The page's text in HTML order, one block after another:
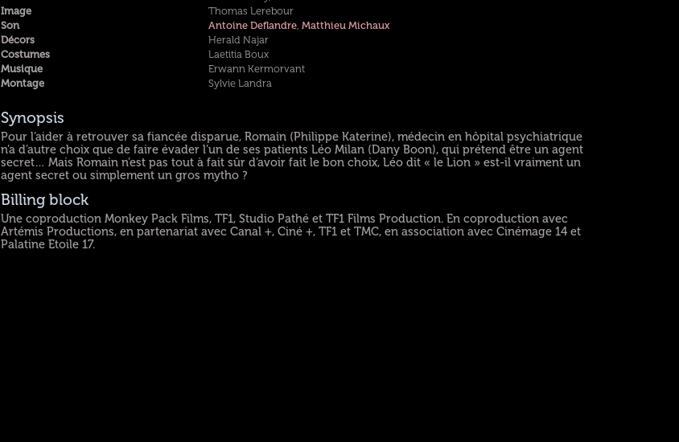
Image
Thomas Lerebour
Son
Antoine Deflandre, Matthieu Michaux
Décors
Herald Najar
Costumes
Laetitia Boux
Musique
Erwann Kermorvant
Montage
Sylvie Landra
Synopsis
Pour l’aider à retrouver sa fiancée disparue, Romain (Philippe Katerine), médecin en hôpital psychiatrique
n’a d’autre choix que de faire évader l’un de ses patients Léo Milan (Dany Boon), qui prétend être un agent
secret… Mais Romain n’est pas tout à fait sûr d’avoir fait le bon choix, Léo dit « le Lion » est-il vraiment un
agent secret ou simplement un gros mytho ?
Billing block
Une coproduction Monkey Pack Films, TF1, Studio Pathé et TF1 Films Production. En coproduction avec
Artémis Productions, en partenariat avec Canal +, Ciné +, TF1 et TMC, en association avec Cinémage 14 et
Palatine Etoile 17.